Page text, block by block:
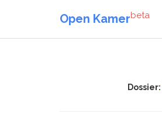
Open Kamerbeta
Dossier: